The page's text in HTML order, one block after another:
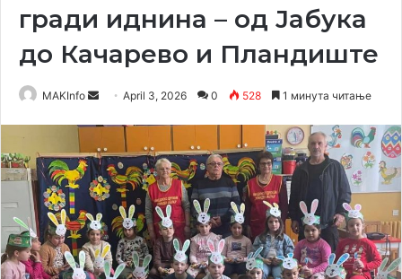
гради иднина – од Јабука
до Качарево и Пландиште
MAKInfo
Send
email
April 3, 2026 0 528 1 минута читање